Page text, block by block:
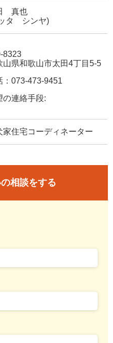
真也
タ シンヤ)
8323
山県和歌山市太田4丁目5-5
：073-473-9451
の連絡手段:
家住宅コーディネーター
相談をする